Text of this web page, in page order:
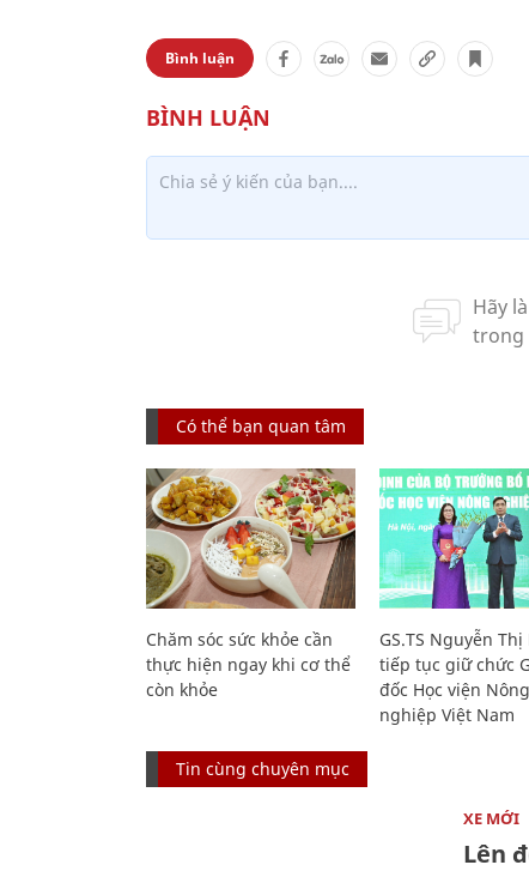
Bình luận
Có thể bạn quan tâm
Chăm sóc sức khỏe cần
thực hiện ngay khi cơ thể
còn khỏe
GS.TS Nguyễn Thị
tiếp tục giữ chức
đốc Học viện Nông
nghiệp Việt Nam
Tin cùng chuyên mục
XE MỚI
Lên